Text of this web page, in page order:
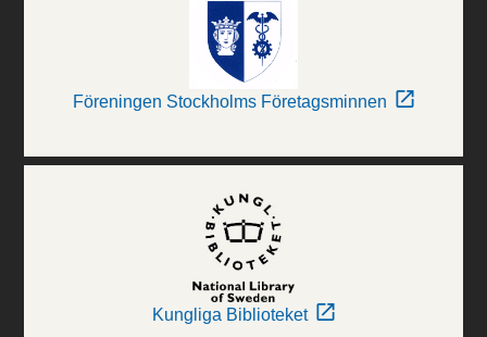
Föreningen Stockholms Företagsminnen
Kungliga Biblioteket